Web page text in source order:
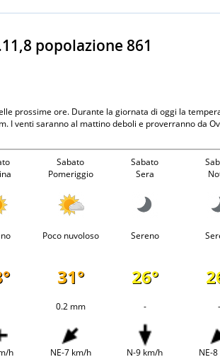
popolazione 861
prossime ore. Durante la giornata di oggi la
I venti saranno al mattino deboli e proverranno da
Sabato
Pomeriggio
Sabato
Sera
Poco nuvoloso Sereno
31° 26°
0.2 mm - -
h NE-7 km/h N-9 km/h NE-